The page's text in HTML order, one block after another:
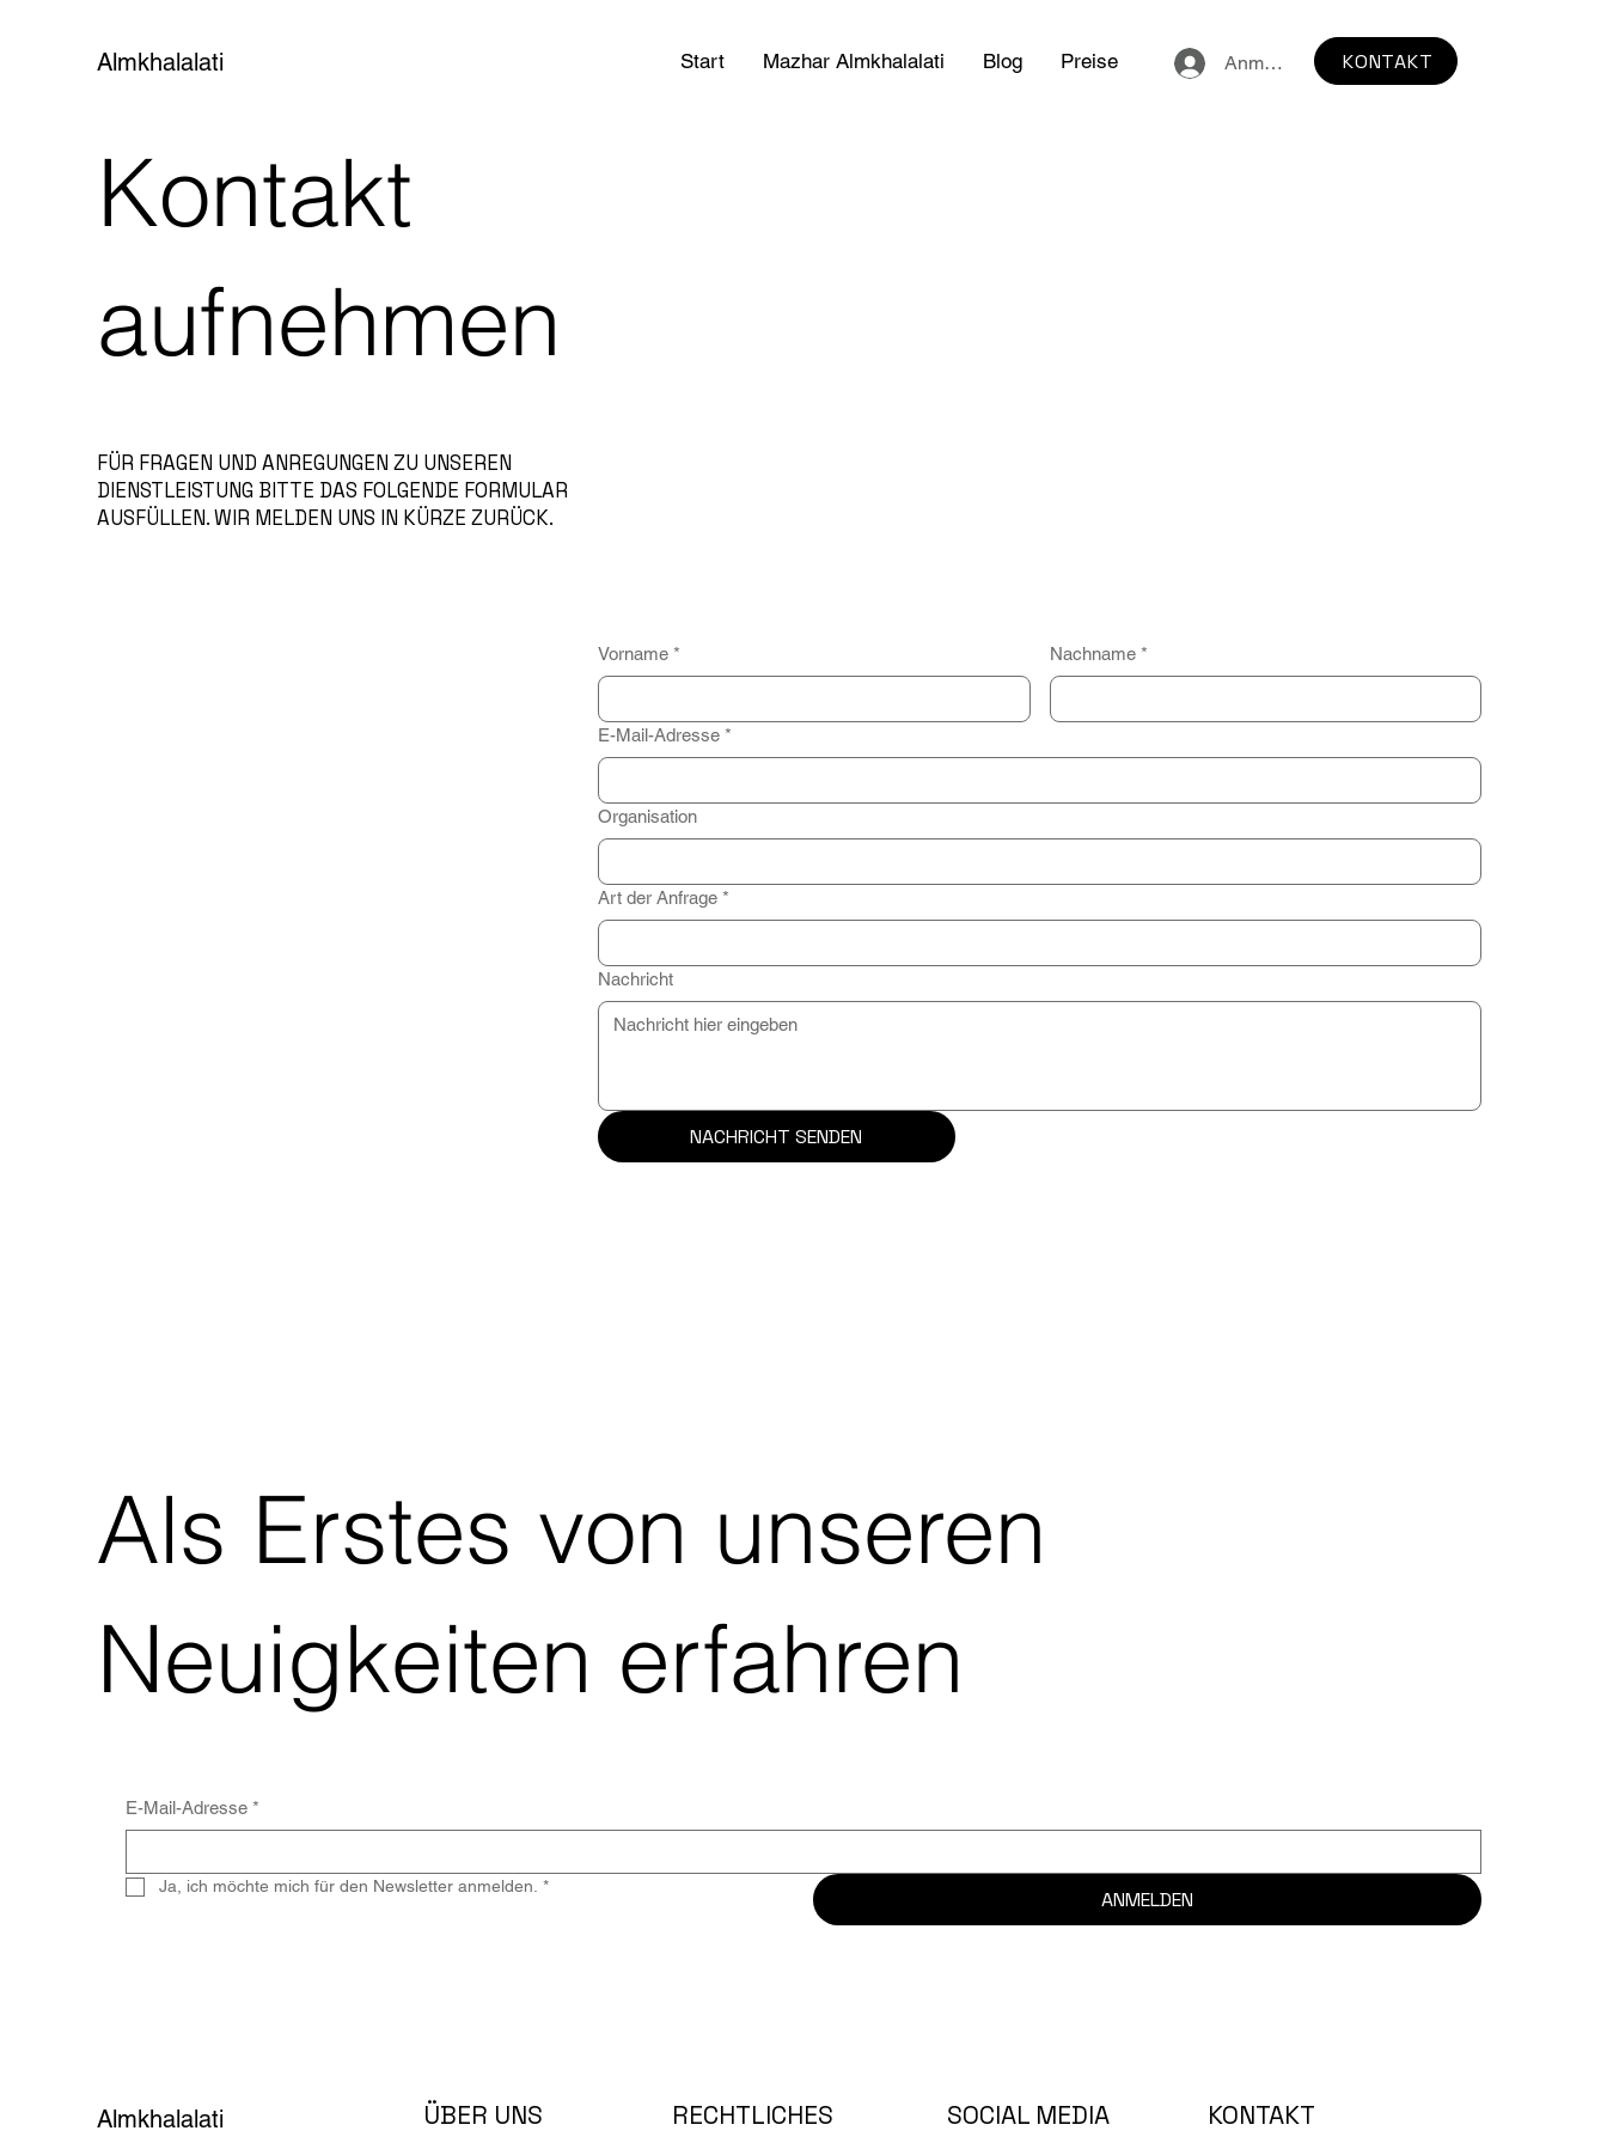
Almkhalalati Start Mazhar Almkhalalati Blog Preise Anmelden KONTAKT
Kontakt
aufnehmen
FÜR FRAGEN UND ANREGUNGEN ZU UNSEREN
DIENSTLEISTUNG BITTE DAS FOLGENDE FORMULAR
AUSFÜLLEN. WIR MELDEN UNS IN KÜRZE ZURÜCK.
Vorname * Nachname *
E-Mail-Adresse *
Organisation
Art der Anfrage *
Nachricht
NACHRICHT SENDEN
Als Erstes von unseren
Neuigkeiten erfahren
E-Mail-Adresse *
Ja, ich möchte mich für den Newsletter anmelden. *
ANMELDEN
Almkhalalati ÜBER UNS RECHTLICHES SOCIAL MEDIA KONTAKT